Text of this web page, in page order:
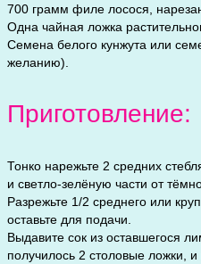
700 грамм филе лосося,
Одна чайная ложка
Семена белого кунжута или
желанию).
Приготовление:
Тонко нарежьте 2 средних
и светло-зелёную части от
Разрежьте 1/2 среднего или
оставьте для подачи.
Выдавите сок из оставшегося
получилось 2 столовые ложки,